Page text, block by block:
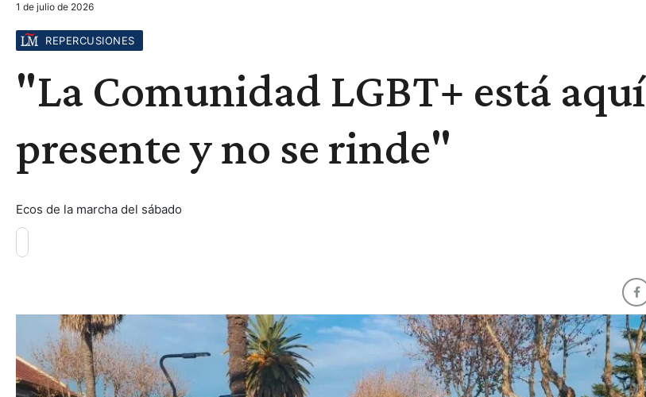
VIRALES ACCIDENTES
1 de julio de 2026
REPERCUSIONES
"La Comunidad LGBT+ está aquí
presente y no se rinde"
Ecos de la marcha del sábado